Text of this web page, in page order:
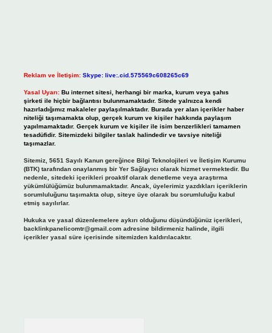
Reklam ve İletişim: Skype: live:.cid.575569c608265c69
Yasal Uyarı: Bu internet sitesi, herhangi bir marka, kurum veya şahıs
şirketi ile hiçbir bağlantısı bulunmamaktadır. Sitede yalnızca kendi
hazırladığımız makaleler paylaşılmaktadır. Burada yer alan içerikler haber
niteliği taşımamakta olup, gerçek kurum ve kişiler hakkında paylaşım
yapılmamaktadır. Gerçek kurum ve kişiler ile isim benzerlikleri tamamen
tesadüfidir. Sitemizdeki bilgiler taslak halindedir ve tavsiye niteliği
taşımazlar.
Sitemiz, 5651 Sayılı Kanun gereğince Bilgi Teknolojileri ve İletişim Kurumu
(BTK) tarafından onaylanmış bir Yer Sağlayıcı olarak hizmet vermektedir. Bu
nedenle, sitedeki içerikleri proaktif olarak denetleme veya araştırma
yükümlülüğümüz bulunmamaktadır. Ancak, üyelerimiz yazdıkları içeriklerin
sorumluluğunu taşımakta olup, siteye üye olarak bu sorumluluğu kabul
etmiş sayılırlar.
Hukuka ve yasal düzenlemelere aykırı olduğunu düşündüğünüz içerikleri,
backlinkpanelicomtr@gmail.comadresine bildirmeniz halinde, ilgili
içerikler yasal süre içerisinde sitemizden kaldırılacaktır.